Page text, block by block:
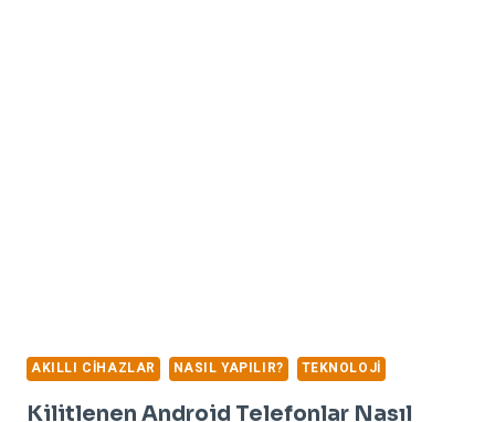
AKILLI CIHAZLAR NASIL YAPILIR? TEKNOLOJI
Kilitlenen Android Telefonlar Nasıl